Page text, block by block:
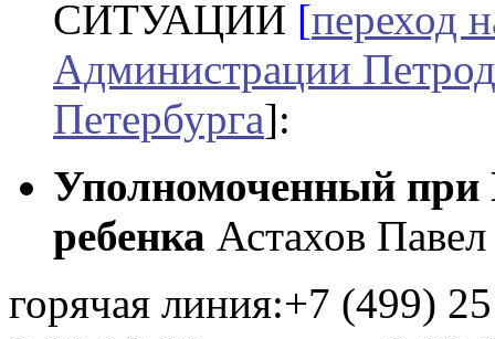
СИТУАЦИИ [переход
Администрации
Петербурга]:
Уполномоченный при
ребенка Астахов
горячая линия:+7 (499)